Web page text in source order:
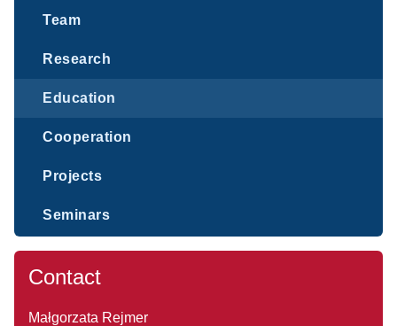
Team
Research
Education
Cooperation
Projects
Seminars
Contact
Małgorzata Rejmer